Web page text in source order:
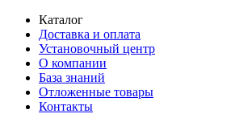
Каталог
Доставка и оплата
Установочный центр
О компании
База знаний
Отложенные товары
Контакты